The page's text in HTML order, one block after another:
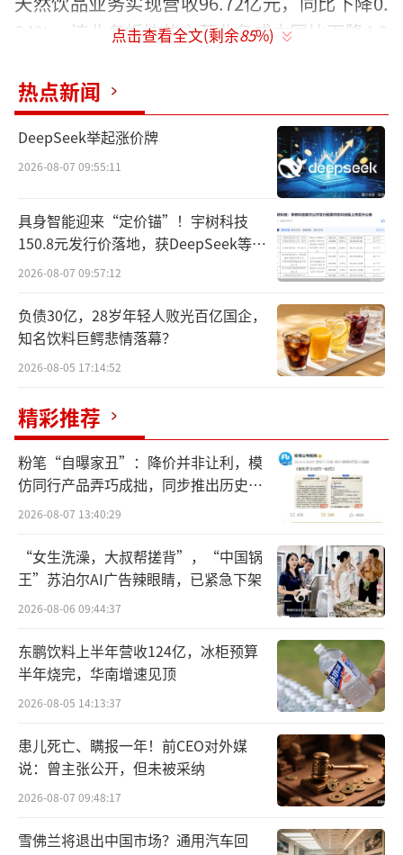
34%。该业务板块的主营业务成本同比下降4.2
白云山坦言：“本集团天然饮品业务收入
主要来自王老吉凉茶。”
财报显示，白云山从事天然饮品的企业主
要是广州王老吉大健康产业有限公司（下
称“王老吉大健康公司”），主要产品包括王
老吉凉茶、刺柠吉系列、荔小吉系列、椰柔椰
白云山在财报中称，王老吉凉茶具有较强
的品牌价值优势和产品竞争力，是中国饮料市
高的市场份额。根据中国品牌力指数（C-BPI）
评测结果，王老吉凉茶连续9年蝉联凉茶行业榜
首，2025年品牌得分位居非酒类饮料第一。
2025年，王老吉大健康公司注册资本从20
24年的9亿元增资至10亿元。目前，王老吉大健
康公司已拥有广州南沙、甘肃兰州、四川雅安
及广东梅州四大生产基地。
图源：白云山财报（截图）
点击查看全文(剩余85%)
热点新闻
DeepSeek举起涨价牌
2026-08-07 09:55:11
具身智能迎来“定价锚”！宇树科技
150.8元发行价落地，获DeepSeek等豪
华战配加持
2026-08-07 09:57:12
负债30亿，28岁年轻人败光百亿国企，
知名饮料巨鳄悲情落幕？
2026-08-05 17:14:52
精彩推荐
粉笔“自曝家丑”：降价并非让利，模
仿同行产品弄巧成拙，同步推出历史学
员退费方案
2026-08-07 13:40:29
“女生洗澡，大叔帮搓背”，“中国锅
王”苏泊尔AI广告辣眼睛，已紧急下架
2026-08-06 09:44:37
东鹏饮料上半年营收124亿，冰柜预算
半年烧完，华南增速见顶
2026-08-05 14:13:37
患儿死亡、瞒报一年！前CEO对外媒
说：曾主张公开，但未被采纳
2026-08-07 09:48:17
雪佛兰将退出中国市场？通用汽车回